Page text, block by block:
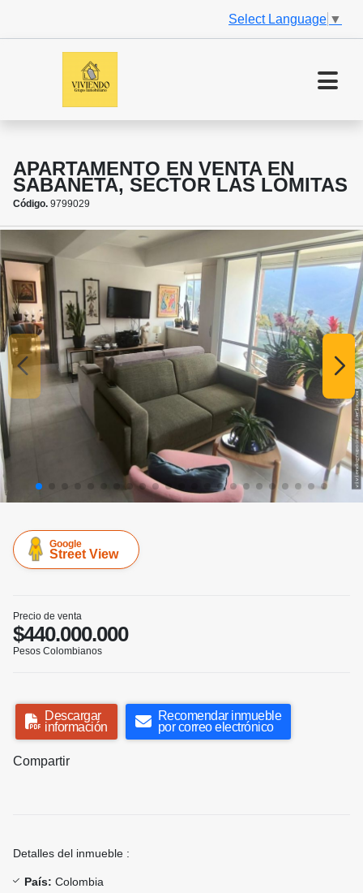
Select Language ▼
APARTAMENTO EN VENTA EN
SABANETA, SECTOR LAS LOMITAS
Código. 9799029
Google
Street View
Precio de venta
$440.000.000
Pesos Colombianos
Descargar
información
Recomendar inmueble
por correo electrónico
Compartir
Detalles del inmueble :
País: Colombia